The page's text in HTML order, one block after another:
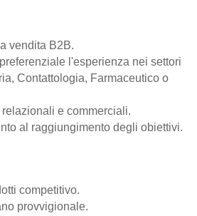
vendita B2B.
l'esperienza nei settori
Contattologia, Farmaceutico o
e commerciali.
al raggiungimento degli obiettivi.
competitivo.
provvigionale.